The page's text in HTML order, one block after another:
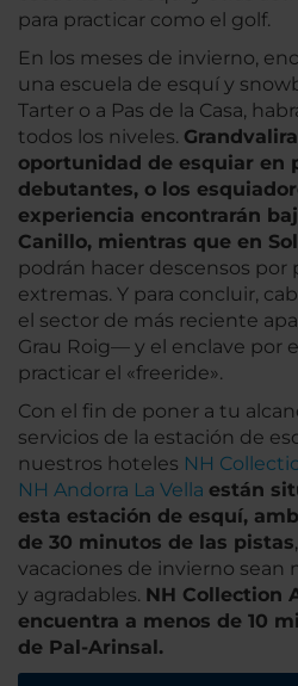
para practicar como el golf.
En los meses de invierno,
una escuela de esquí y
Tarter o a Pas de la Casa,
todos los niveles.
oportunidad de esquiar en
debutantes, o los
experiencia encontrarán
Canillo, mientras que en
podrán hacer descensos por
extremas. Y para concluir,
el sector de más reciente
Grau Roig— y el enclave por
practicar el «freeride».
Con el fin de poner a tu
servicios de la estación de
nuestros hoteles NH
NH Andorra La Vella están
esta estación de esquí,
de 30 minutos de las pistas
vacaciones de invierno sean
y agradables. NH Collection
encuentra a menos de 10
de Pal-Arinsal.